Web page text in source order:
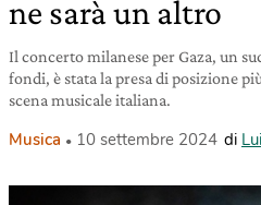
ne sarà un altro
Il concerto milanese per Gaza, un
fondi, è stata la presa di posizione
scena musicale italiana.
Musica 10 settembre 2024 di